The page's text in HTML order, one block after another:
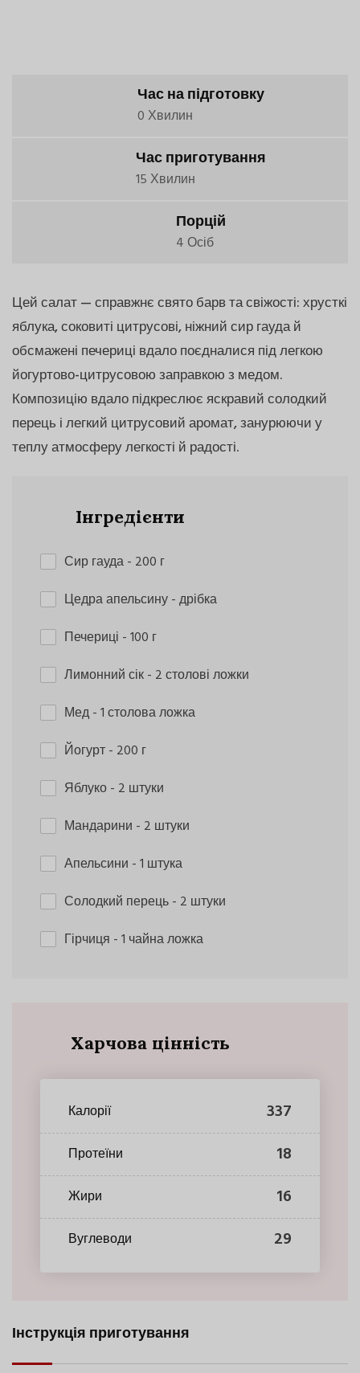
Час на підготовку
0 Хвилин
Час приготування
15 Хвилин
Порцій
4 Осіб
Цей салат — справжнє свято барв та свіжості: хрусткі
яблука, соковиті цитрусові, ніжний сир гауда й
обсмажені печериці вдало поєдналися під легкою
йогуртово-цитрусовою заправкою з медом.
Композицію вдало підкреслює яскравий солодкий
перець і легкий цитрусовий аромат, занурюючи у
теплу атмосферу легкості й радості.
Інгредієнти
Сир гауда- 200 г
Цедра апельсину- дрібка
Печериці - 100 г
Лимонний сік- 2 столові ложки
Мед- 1 столова ложка
Йогурт- 200 г
Яблуко- 2 штуки
Мандарини - 2 штуки
Апельсини - 1 штука
Солодкий перець- 2 штуки
Гірчиця - 1 чайна ложка
Харчова цінність
Калорії 337
Протеїни 18
Жири 16
Вуглеводи 29
Інструкція приготування